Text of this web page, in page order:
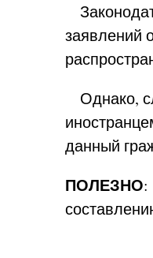
заявлений
Однако,
данный
ПОЛЕЗНО: